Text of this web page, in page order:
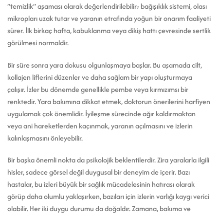
“temizlik” aşaması olarak değerlendirilebilir; bağışıklık sistemi, olası
mikropları uzak tutar ve yaranın etrafında yoğun bir onarım faaliyeti
sürer. İlk birkaç hafta, kabuklanma veya dikiş hattı çevresinde sertlik
görülmesi normaldir.
Bir süre sonra yara dokusu olgunlaşmaya başlar. Bu aşamada cilt,
kollajen liflerini düzenler ve daha sağlam bir yapı oluşturmaya
çalışır. İzler bu dönemde genellikle pembe veya kırmızımsı bir
renktedir. Yara bakımına dikkat etmek, doktorun önerilerini harfiyen
uygulamak çok önemlidir. İyileşme sürecinde ağır kaldırmaktan
veya ani hareketlerden kaçınmak, yaranın açılmasını ve izlerin
kalınlaşmasını önleyebilir.
Bir başka önemli nokta da psikolojik beklentilerdir. Zira yaralarla ilgili
hisler, sadece görsel değil duygusal bir deneyim de içerir. Bazı
hastalar, bu izleri büyük bir sağlık mücadelesinin hatırası olarak
görüp daha olumlu yaklaşırken, bazıları için izlerin varlığı kaygı verici
olabilir. Her iki duygu durumu da doğaldır. Zamana, bakıma ve